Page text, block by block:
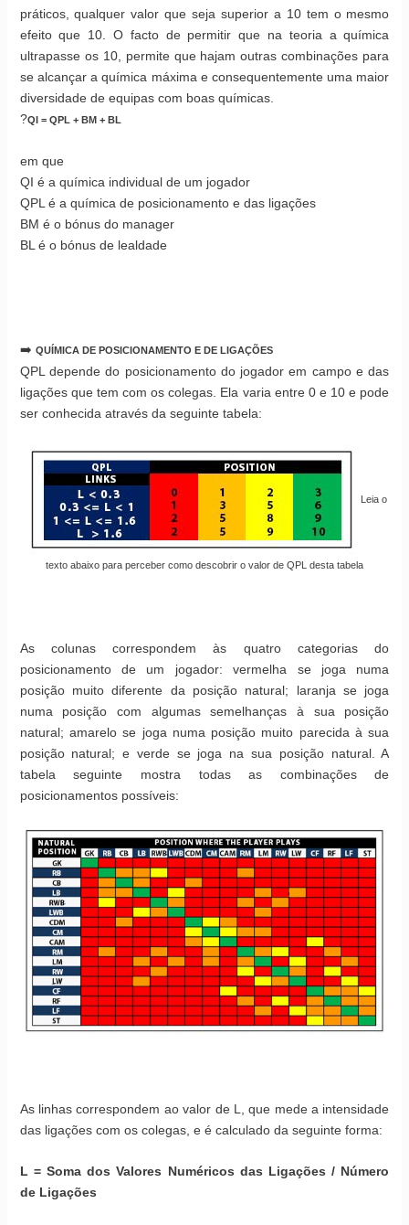
práticos, qualquer valor que seja superior a 10 tem o mesmo
efeito que 10. O facto de permitir que na teoria a química
ultrapasse os 10, permite que hajam outras combinações para
se alcançar a química máxima e consequentemente uma maior
diversidade de equipas com boas químicas.
?QI = QPL + BM + BL
em que
QI é a química individual de um jogador
QPL é a química de posicionamento e das ligações
BM é o bónus do manager
BL é o bónus de lealdade
➡️ QUÍMICA DE POSICIONAMENTO E DE LIGAÇÕES
QPL depende do posicionamento do jogador em campo e das
ligações que tem com os colegas. Ela varia entre 0 e 10 e pode
ser conhecida através da seguinte tabela:
Leia o
texto abaixo para perceber como descobrir o valor de QPL desta tabela
As colunas correspondem às quatro categorias do
posicionamento de um jogador: vermelha se joga numa
posição muito diferente da posição natural; laranja se joga
numa posição com algumas semelhanças à sua posição
natural; amarelo se joga numa posição muito parecida à sua
posição natural; e verde se joga na sua posição natural. A
tabela seguinte mostra todas as combinações de
posicionamentos possíveis:
As linhas correspondem ao valor de L, que mede a intensidade
das ligações com os colegas, e é calculado da seguinte forma:
L = Soma dos Valores Numéricos das Ligações / Número
de Ligações